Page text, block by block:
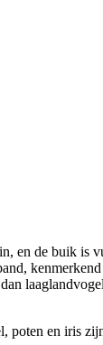
en de buik is
poten en iris